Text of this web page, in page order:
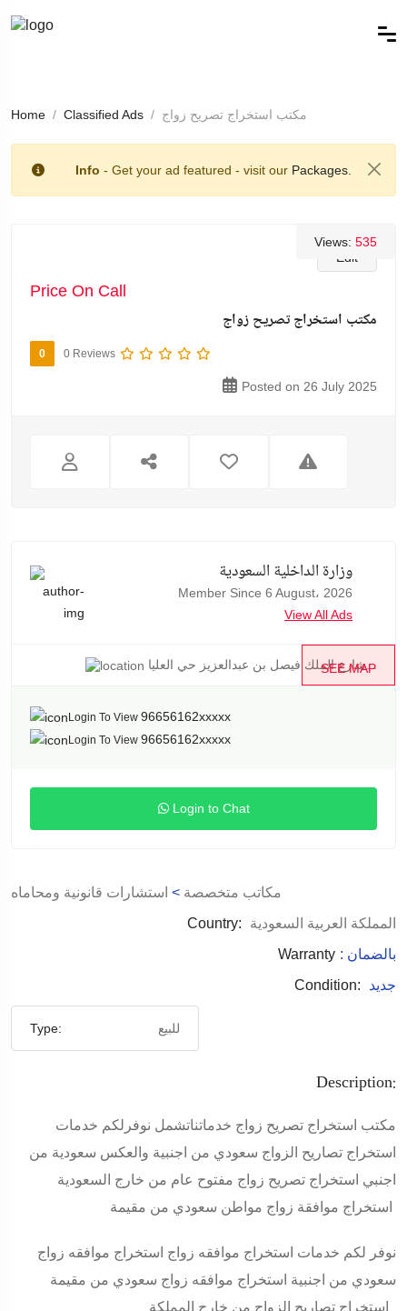
Home Classified Ads مكتب استخراج تصريح زواج
Info - Get your ad featured - visit our Packages.
Edit
Views: 535
Price On Call
مكتب استخراج تصريح زواج
0 0 Reviews
Posted on 26 July 2025
وزارة الداخلية السعودية
Member Since 6 August، 2026
View All Ads
SEE MAP
شارع الملك فيصل بن عبدالعزيز حي العليا...
Login To View 96656162xxxxx
Login To View 96656162xxxxx
Login to Chat
مكاتب متخصصة > استشارات قانونية ومحاماه
Country:
المملكة العربية السعودية
Warranty
: بالضمان
Condition:
جديد
Type: للبيع
Description:
مكتب استخراج تصريح زواج خدماتناتشمل نوفرلكم خدمات
استخراج تصاريح الزواج سعودي من اجنبية والعكس سعودية من
اجنبي استخراج تصريح زواج مفتوح عام من خارج السعودية
نوفر لكم خدمات استخراج موافقه زواج استخراج موافقه زواج
سعودي من اجنبية استخراج موافقه زواج سعودي من مقيمة